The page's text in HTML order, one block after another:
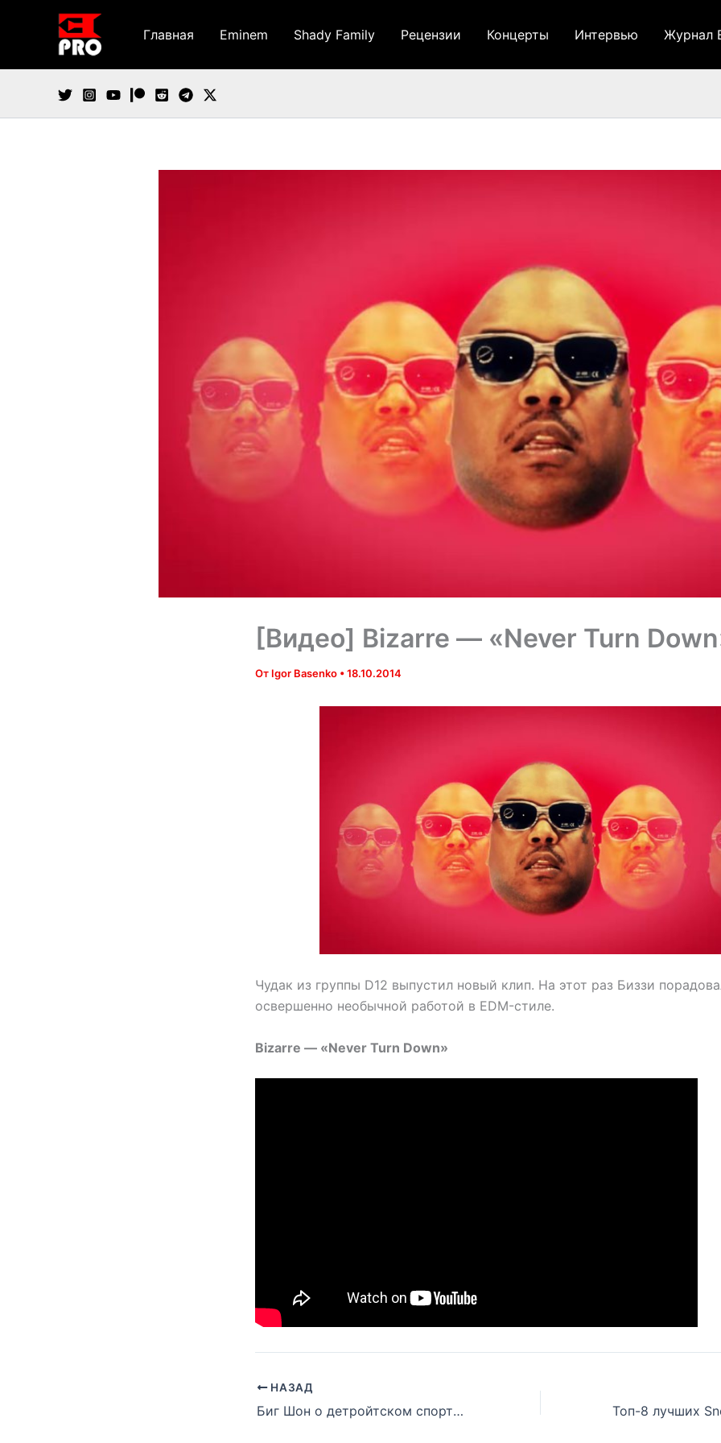
содержимому
Главная Eminem Shady Family Рецензии Концерты Интервью Журнал
[Видео] Bizarre — «Never Turn
От Igor Basenko •18.10.2014
Чудак из группы D12 выпустил новый клип. На этот раз Биззи
освершенно необычной работой в EDM-стиле.
Bizarre — «Never Turn Down»
НАЗАД
Биг Шон о детройтском спорте и сотрудничестве с Эминемом